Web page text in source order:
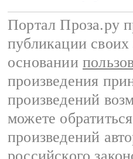
Портал Проза.ру
публикации
основании
произведения
произведений
можете
произведений
российского